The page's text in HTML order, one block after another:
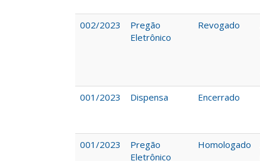
002/2023
Pregão
Eletrônico
Revogado
001/2023
Dispensa Encerrado
001/2023
Pregão
Eletrônico
Homologado